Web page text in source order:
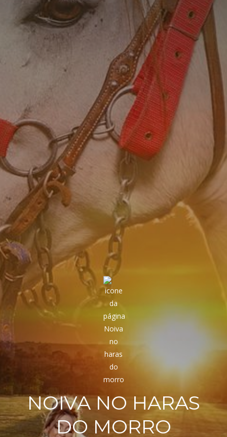
NOIVA NO HARAS
DO MORRO